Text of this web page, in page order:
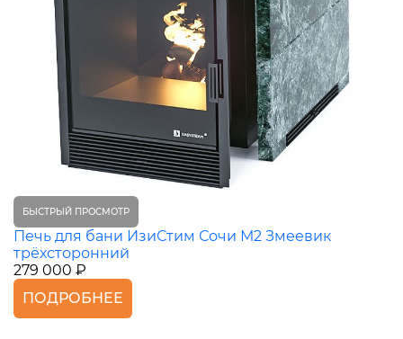
БЫСТРЫЙ ПРОСМОТР
Печь для бани ИзиСтим Сочи М2 Змеевик
трёхсторонний
279 000 ₽
ПОДРОБНЕЕ